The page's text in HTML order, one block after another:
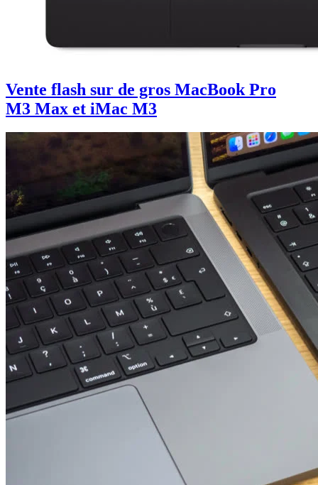
Vente flash sur de gros MacBook Pro
M3 Max et iMac M3